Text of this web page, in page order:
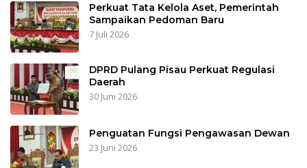
Perkuat Tata Kelola Aset, Pemerintah
Sampaikan Pedoman Baru
7 Juli 2026
DPRD Pulang Pisau Perkuat Regulasi
Daerah
30 Juni 2026
Penguatan Fungsi Pengawasan Dewan
23 Juni 2026